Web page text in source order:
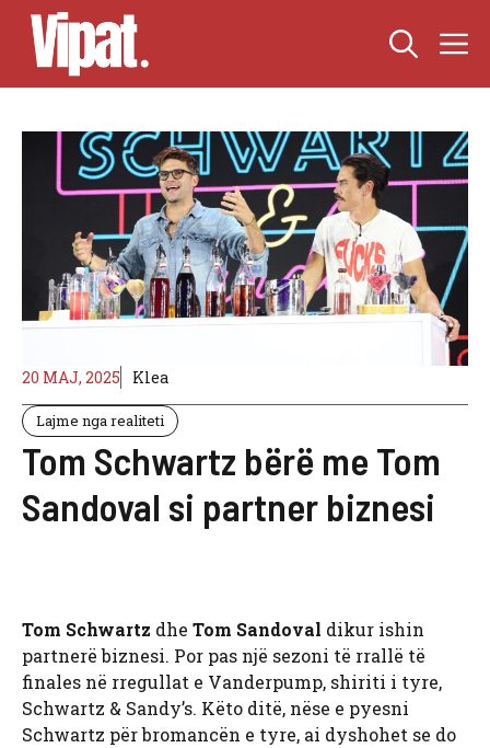
Skip
content
20 MAJ, 2025 Klea
Lajme nga realiteti
Tom Schwartz bërë me Tom
Sandoval si partner biznesi
Tom Schwartz dhe Tom Sandoval dikur ishin
partnerë biznesi. Por pas një sezoni të rrallë të
finales në rregullat e Vanderpump, shiriti i tyre,
Schwartz & Sandy’s. Këto ditë, nëse e pyesni
Schwartz për bromancën e tyre, ai dyshohet se do